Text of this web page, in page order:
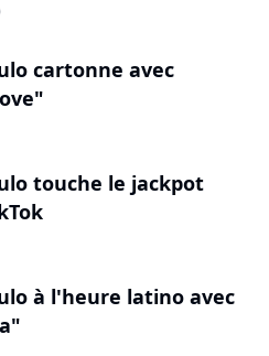
cartonne avec
touche le jackpot
à l'heure latino avec